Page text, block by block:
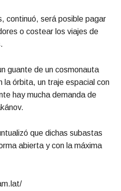
continuó, será posible pagar
o costear los viajes de
guante de un cosmonauta
la órbita, un traje espacial con
hay mucha demanda de
que dichas subastas
abierta y con la máxima